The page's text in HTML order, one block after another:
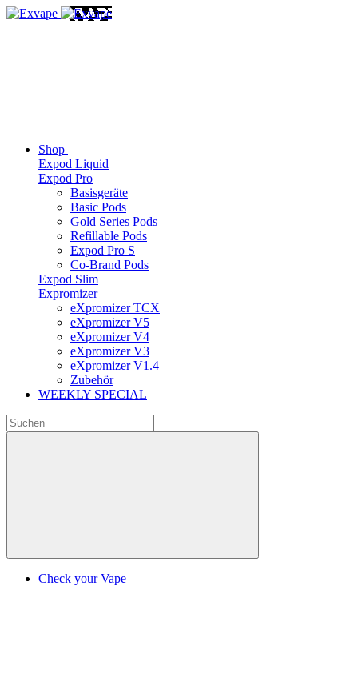
Shop
Expod Liquid
Expod Pro
Basisgeräte
Basic Pods
Gold Series Pods
Refillable Pods
Expod Pro S
Co-Brand Pods
Expod Slim
Expromizer
eXpromizer TCX
eXpromizer V5
eXpromizer V4
eXpromizer V3
eXpromizer V1.4
Zubehör
WEEKLY SPECIAL
Check your Vape